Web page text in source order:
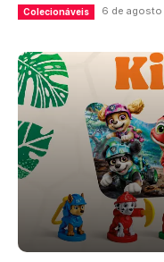
Colecionáveis 6 de